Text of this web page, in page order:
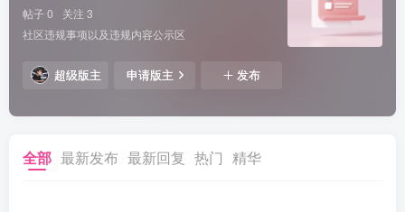
帖子 0
关注 3
社区违规事项以及违规内容公示区
超级版主 申请版主 发布
全部 最新发布 最新回复 热门 精华